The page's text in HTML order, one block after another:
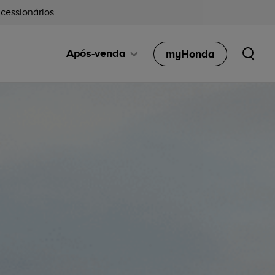
Após-venda myHonda